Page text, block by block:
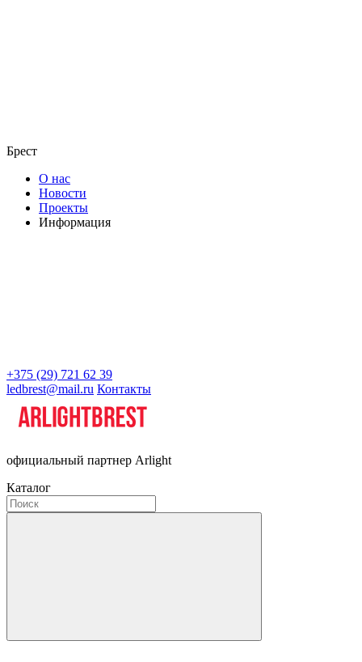
Брест
О нас
Новости
Проекты
Информация
+375 (29) 721 62 39
ledbrest@mail.ru Контакты
официальный партнер Arlight
Каталог